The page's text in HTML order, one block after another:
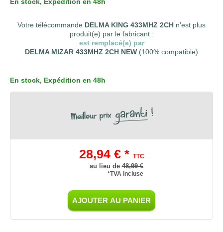
Votre télécommande DELMA KING 433MHZ 2CH n’est plus
produit(e) par le fabricant :
est remplacé(e) par
DELMA MIZAR 433MHZ 2CH NEW (100% compatible)
En stock, Expédition en 48h
28,94 € * TTC
au lieu de48,99 €
*TVA incluse
AJOUTER AU PANIER